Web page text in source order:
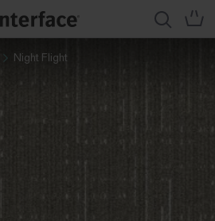
Night Flight